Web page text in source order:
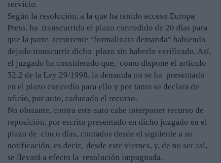
servicio.
Según la resolución, a la que ha tenido acceso Europa
Press, ha transcurrido el plazo concedido de 20 días para
que la parte recurrente "formalizara demanda" habiendo
dejado transcurrir dicho plazo sin haberlo verificado. Así,
el juzgado ha considerado que, como dispone el artículo
52.2 de la Ley 29/1998, la demanda no se ha presentado
en el plazo concedio para ello y por tanto se declara de
oficio, por auto, caducado el recurso.
No obstante, contra este auto cabe interponer recurso de
reposición, por escrito presentado en dicho juzgado en el
plazo de cinco días, contados desde el siguiente a su
notificación, es decir, desde este viernes, y, de no ser así,
se llevará a efecto la resolución impugnada.